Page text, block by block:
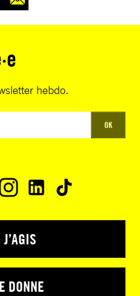
hebdo.
OK
J’AGIS
DONNE